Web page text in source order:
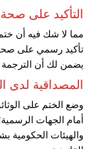
التأكيد على
مما لا شك فيه أن
تأكيد رسمي على صحة
يضمن لك أن
المصداقية لدى
وضع الختم على
أمام الجهات
والهيئات الحكومية